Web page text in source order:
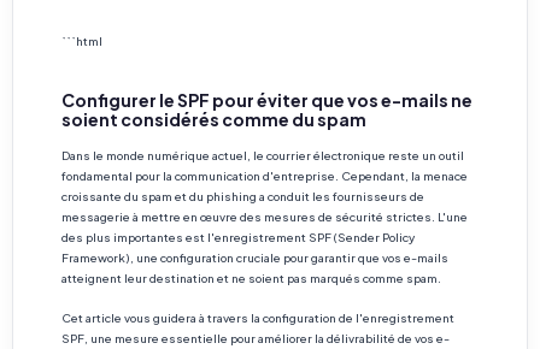
```html
Configurer le SPF pour éviter que vos e-mails ne
soient considérés comme du spam
Dans le monde numérique actuel, le courrier électronique reste un outil
fondamental pour la communication d'entreprise. Cependant, la menace
croissante du spam et du phishing a conduit les fournisseurs de
messagerie à mettre en œuvre des mesures de sécurité strictes. L'une
des plus importantes est l'enregistrement SPF (Sender Policy
Framework), une configuration cruciale pour garantir que vos e-mails
atteignent leur destination et ne soient pas marqués comme spam.
Cet article vous guidera à travers la configuration de l'enregistrement
SPF, une mesure essentielle pour améliorer la délivrabilité de vos e-